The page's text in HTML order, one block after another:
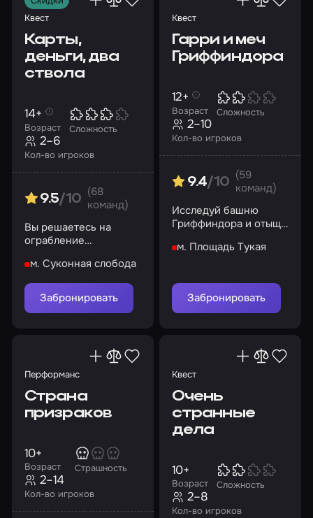
Квест
Карты,
деньги, два
ствола
Возраст
14+
Сложность
Кол-во игроков
2–6
9.5/10
(68
команд)
Вы решаетесь на
ограбление
которое принадлежит
известному гангстеру
м. Суконная слобода
Забронировать
Квест
Гарри и меч
Гриффиндора
Возраст
12+
Сложность
Кол-во игроков
2–10
9.4/10
(59
команд)
Исследуй башню
Гриффиндора и отыщи
м. Площадь Тукая
Забронировать
Перформанс
Страна
призраков
Возраст
10+
Страшность
Кол-во игроков
2–14
Квест
Очень
странные
дела
Возраст
10+
Сложность
Кол-во игроков
2–8